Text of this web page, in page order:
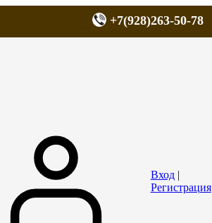
+7(928)263-50-78
Вход|
Регистрация